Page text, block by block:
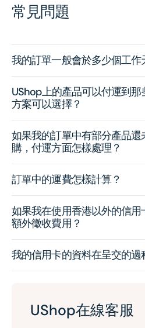
常見問題
我的訂單一般會於多少個工作
UShop上的產品可以付運到
方案可以選擇？
如果我的訂單中有部分產品
購，付運方面怎樣處理？
訂單中的運費怎樣計算？
如果我在使用香港以外的信
額外徵收費用？
我的信用卡的資料在呈交的過
UShop在線客服